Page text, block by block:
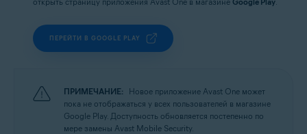
ПЕРЕЙТИ В GOOGLE PLAY
ПРИМЕЧАНИЕ:
Новое приложение Avast One может
пока не отображаться у всех пользователей в магазине
Google Play. Доступность обновляется постепенно по
мере замены Avast Mobile Security.